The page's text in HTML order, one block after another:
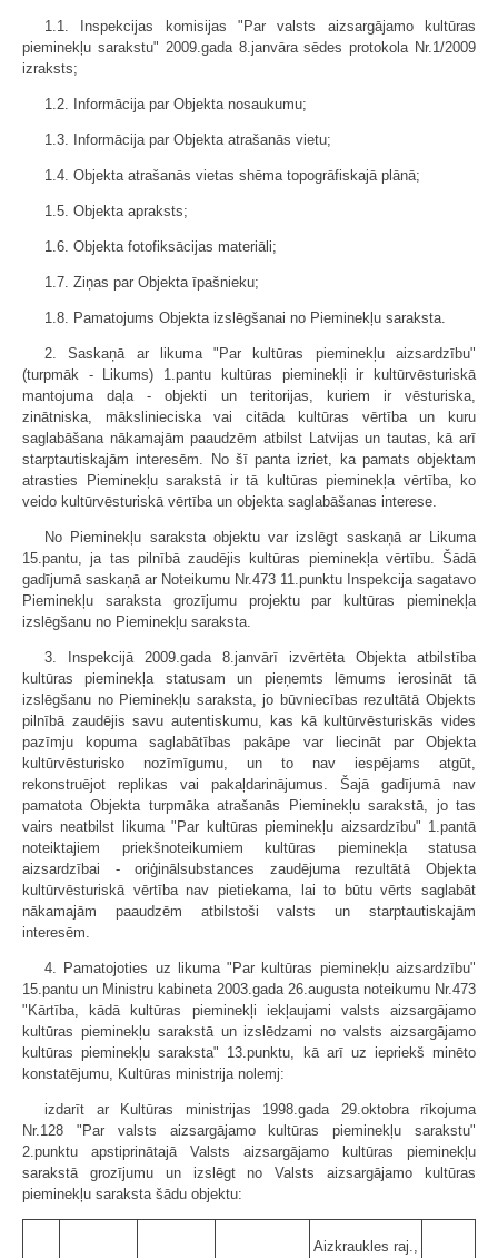
1.1. Inspekcijas komisijas "Par valsts aizsargājamo kultūras
pieminekļu sarakstu" 2009.gada 8.janvāra sēdes protokola Nr.1/2009
izraksts;
1.2. Informācija par Objekta nosaukumu;
1.3. Informācija par Objekta atrašanās vietu;
1.4. Objekta atrašanās vietas shēma topogrāfiskajā plānā;
1.5. Objekta apraksts;
1.6. Objekta fotofiksācijas materiāli;
1.7. Ziņas par Objekta īpašnieku;
1.8. Pamatojums Objekta izslēgšanai no Pieminekļu saraksta.
2. Saskaņā ar likuma "Par kultūras pieminekļu aizsardzību"
(turpmāk - Likums) 1.pantu kultūras pieminekļi ir kultūrvēsturiskā
mantojuma daļa - objekti un teritorijas, kuriem ir vēsturiska,
zinātniska, mākslinieciska vai citāda kultūras vērtība un kuru
saglabāšana nākamajām paaudzēm atbilst Latvijas un tautas, kā arī
starptautiskajām interesēm. No šī panta izriet, ka pamats objektam
atrasties Pieminekļu sarakstā ir tā kultūras pieminekļa vērtība, ko
veido kultūrvēsturiskā vērtība un objekta saglabāšanas interese.
No Pieminekļu saraksta objektu var izslēgt saskaņā ar Likuma
15.pantu, ja tas pilnībā zaudējis kultūras pieminekļa vērtību. Šādā
gadījumā saskaņā ar Noteikumu Nr.473 11.punktu Inspekcija sagatavo
Pieminekļu saraksta grozījumu projektu par kultūras pieminekļa
izslēgšanu no Pieminekļu saraksta.
3. Inspekcijā 2009.gada 8.janvārī izvērtēta Objekta atbilstība
kultūras pieminekļa statusam un pieņemts lēmums ierosināt tā
izslēgšanu no Pieminekļu saraksta, jo būvniecības rezultātā Objekts
pilnībā zaudējis savu autentiskumu, kas kā kultūrvēsturiskās vides
pazīmju kopuma saglabātības pakāpe var liecināt par Objekta
kultūrvēsturisko nozīmīgumu, un to nav iespējams atgūt,
rekonstruējot replikas vai pakaļdarinājumus. Šajā gadījumā nav
pamatota Objekta turpmāka atrašanās Pieminekļu sarakstā, jo tas
vairs neatbilst likuma "Par kultūras pieminekļu aizsardzību" 1.pantā
noteiktajiem priekšnoteikumiem kultūras pieminekļa statusa
aizsardzībai - oriģinālsubstances zaudējuma rezultātā Objekta
kultūrvēsturiskā vērtība nav pietiekama, lai to būtu vērts saglabāt
nākamajām paaudzēm atbilstoši valsts un starptautiskajām
interesēm.
4. Pamatojoties uz likuma "Par kultūras pieminekļu aizsardzību"
15.pantu un Ministru kabineta 2003.gada 26.augusta noteikumu Nr.473
"Kārtība, kādā kultūras pieminekļi iekļaujami valsts aizsargājamo
kultūras pieminekļu sarakstā un izslēdzami no valsts aizsargājamo
kultūras pieminekļu saraksta" 13.punktu, kā arī uz iepriekš minēto
konstatējumu, Kultūras ministrija nolemj:
izdarīt ar Kultūras ministrijas 1998.gada 29.oktobra rīkojuma
Nr.128 "Par valsts aizsargājamo kultūras pieminekļu sarakstu"
2.punktu apstiprinātajā Valsts aizsargājamo kultūras pieminekļu
sarakstā grozījumu un izslēgt no Valsts aizsargājamo kultūras
pieminekļu saraksta šādu objektu:
Aizkraukles raj.,